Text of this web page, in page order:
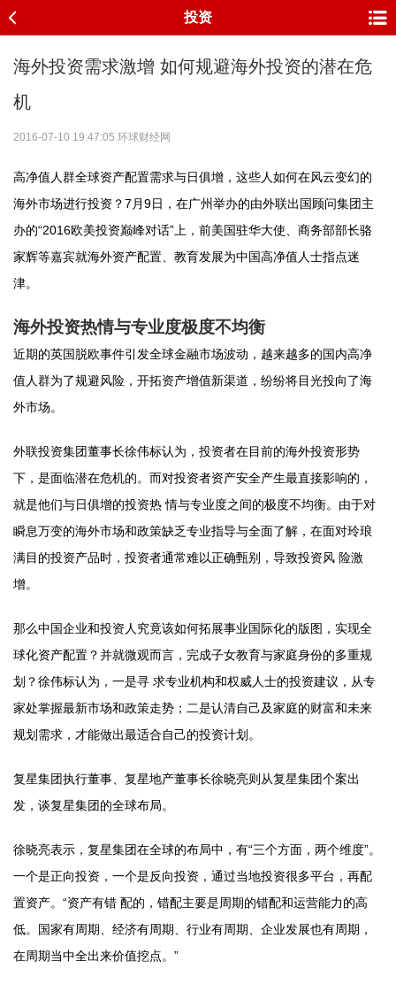
投资
海外投资需求激增 如何规避海外投资的潜在危
机
2016-07-10 19:47:05 环球财经网
高净值人群全球资产配置需求与日俱增，这些人如何在风云变幻的
海外市场进行投资？7月9日，在广州举办的由外联出国顾问集团主
办的“2016欧美投资巅峰对话”上，前美国驻华大使、商务部部长骆
家辉等嘉宾就海外资产配置、教育发展为中国高净值人士指点迷
津。
海外投资热情与专业度极度不均衡
近期的英国脱欧事件引发全球金融市场波动，越来越多的国内高净
值人群为了规避风险，开拓资产增值新渠道，纷纷将目光投向了海
外市场。
外联投资集团董事长徐伟标认为，投资者在目前的海外投资形势
下，是面临潜在危机的。而对投资者资产安全产生最直接影响的，
就是他们与日俱增的投资热 情与专业度之间的极度不均衡。由于对
瞬息万变的海外市场和政策缺乏专业指导与全面了解，在面对玲琅
满目的投资产品时，投资者通常难以正确甄别，导致投资风 险激
增。
那么中国企业和投资人究竟该如何拓展事业国际化的版图，实现全
球化资产配置？并就微观而言，完成子女教育与家庭身份的多重规
划？徐伟标认为，一是寻 求专业机构和权威人士的投资建议，从专
家处掌握最新市场和政策走势；二是认清自己及家庭的财富和未来
规划需求，才能做出最适合自己的投资计划。
复星集团执行董事、复星地产董事长徐晓亮则从复星集团个案出
发，谈复星集团的全球布局。
徐晓亮表示，复星集团在全球的布局中，有“三个方面，两个维度”。
一个是正向投资，一个是反向投资，通过当地投资很多平台，再配
置资产。“资产有错 配的，错配主要是周期的错配和运营能力的高
低。国家有周期、经济有周期、行业有周期、企业发展也有周期，
在周期当中全出来价值挖点。”